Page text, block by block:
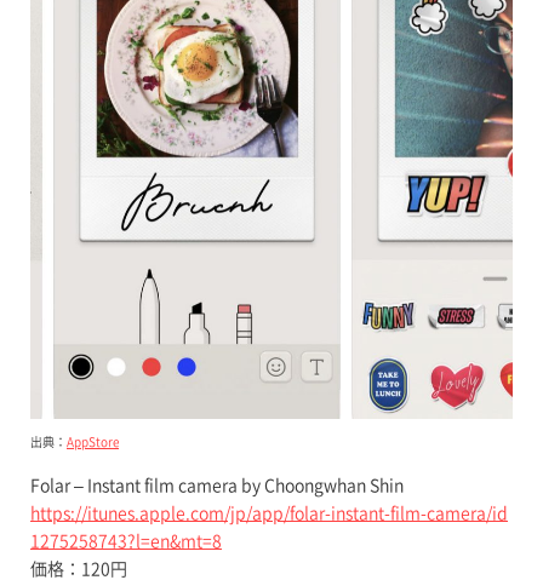
出典： AppStore
Folar – Instant film camera by Choongwhan Shin
https://itunes.apple.com/jp/app/folar-instant-film-camera/id
1275258743?l=en&mt=8
価格：120円